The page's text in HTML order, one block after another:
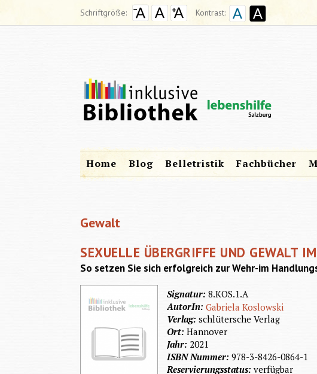
Schriftgröße: Kontrast:
Home Blog Belletristik Fachbücher
Gewalt
SEXUELLE ÜBERGRIFFE UND GEWALT
So setzen Sie sich erfolgreich zur Wehr-im
Signatur:8.KOS.1.A
AutorIn:Gabriela Koslowski
Verlag:schlütersche Verlag
Ort:Hannover
Jahr: 2021
ISBN Nummer:978-3-8426-0864-1
Reservierungsstatus:verfügbar